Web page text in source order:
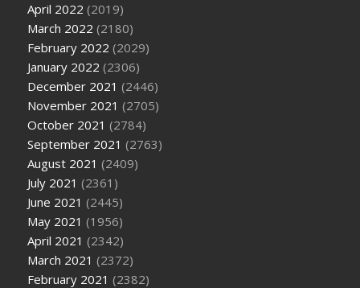
April 2022 (2019)
March 2022 (2180)
February 2022 (2029)
January 2022 (2306)
December 2021 (2446)
November 2021 (2705)
October 2021 (2784)
September 2021 (2763)
August 2021 (2409)
July 2021 (2361)
June 2021 (2445)
May 2021 (1956)
April 2021 (2342)
March 2021 (2372)
February 2021 (2382)